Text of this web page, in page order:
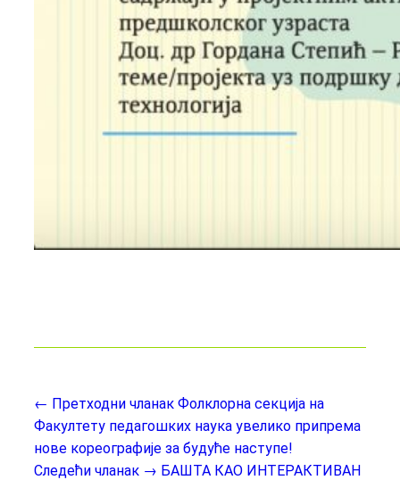
← Претходни чланак Фолклорна секција на
Факултету педагошких наука увелико припрема
нове кореографије за будуће наступе!
Следећи чланак → БАШТА КАО ИНТЕРАКТИВАН